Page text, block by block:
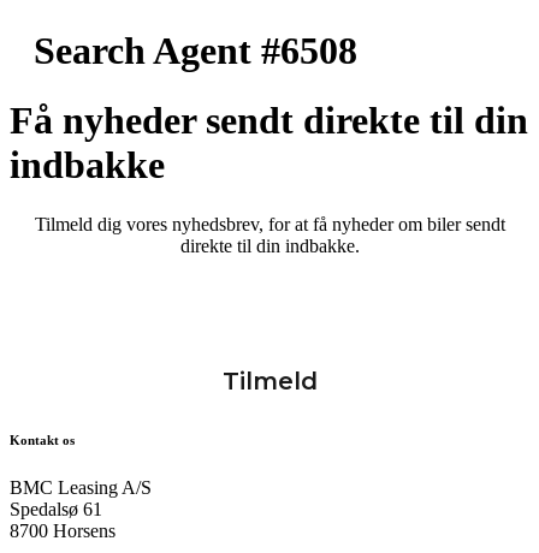
Search Agent #6508
Få nyheder sendt direkte til din
indbakke
Tilmeld dig vores nyhedsbrev, for at få nyheder om biler sendt
direkte til din indbakke.
Kontakt os
BMC Leasing A/S
Spedalsø 61
8700 Horsens